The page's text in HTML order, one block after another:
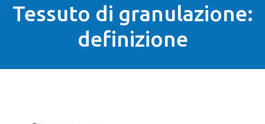
Tessuto di granulazione:
definizione